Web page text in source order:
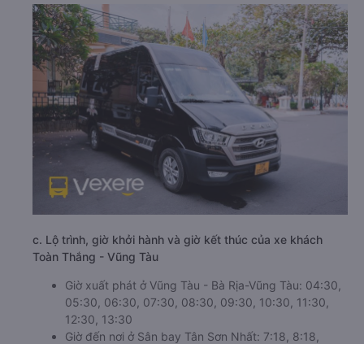
c. Lộ trình, giờ khởi hành và giờ kết thúc của xe khách
Toàn Thắng - Vũng Tàu
Giờ xuất phát ở Vũng Tàu - Bà Rịa-Vũng Tàu: 04:30,
05:30, 06:30, 07:30, 08:30, 09:30, 10:30, 11:30,
12:30, 13:30
Giờ đến nơi ở Sân bay Tân Sơn Nhất: 7:18, 8:18,